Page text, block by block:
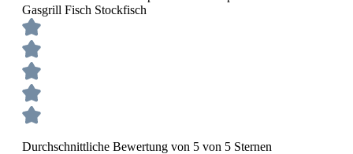
Durchschnittliche Bewertung von 5 von 5 Sternen